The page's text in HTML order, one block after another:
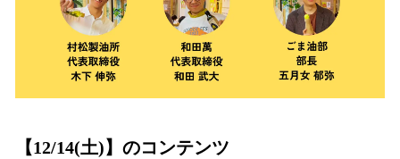
【12/14(土)】のコンテンツ